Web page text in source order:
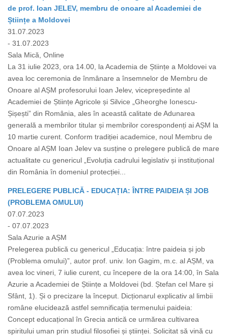
de prof. Ioan JELEV, membru de onoare al Academiei de
Științe a Moldovei
31.07.2023
- 31.07.2023
Sala Mică, Online
La 31 iulie 2023, ora 14.00, la Academia de Științe a Moldovei va
avea loc ceremonia de înmânare a însemnelor de Membru de
Onoare al AȘM profesorului Ioan Jelev, vicepreședinte al
Academiei de Științe Agricole și Silvice „Gheorghe Ionescu-
Șișești” din România, ales în această calitate de Adunarea
generală a membrilor titular și membrilor corespondenți ai AȘM la
10 martie curent. Conform tradiției academice, noul Membru de
Onoare al AȘM Ioan Jelev va susține o prelegere publică de mare
actualitate cu genericul „Evoluția cadrului legislativ și instituțional
din România în domeniul protecției...
PRELEGERE PUBLICĂ - EDUCAȚIA: ÎNTRE PAIDEIA ȘI JOB
(PROBLEMA OMULUI)
07.07.2023
- 07.07.2023
Sala Azurie a AȘM
Prelegerea publică cu genericul „Educația: între paideia și job
(Problema omului)”, autor prof. univ. Ion Gagim, m.c. al AȘM, va
avea loc vineri, 7 iulie curent, cu începere de la ora 14:00, în Sala
Azurie a Academiei de Științe a Moldovei (bd. Ștefan cel Mare și
Sfânt, 1). Și o precizare la început. Dicționarul explicativ al limbii
române elucidează astfel semnificația termenului paideia:
Concept educațional în Grecia antică ce urmărea cultivarea
spiritului uman prin studiul filosofiei și științei. Solicitat să vină cu